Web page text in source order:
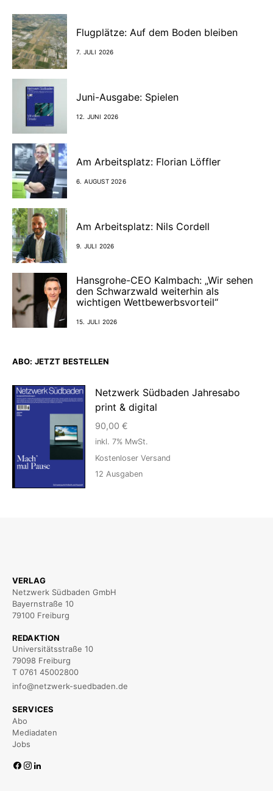
Flugplätze: Auf dem Boden bleiben
7. JULI 2026
Juni-Ausgabe: Spielen
12. JUNI 2026
Am Arbeitsplatz: Florian Löffler
6. AUGUST 2026
Am Arbeitsplatz: Nils Cordell
9. JULI 2026
Hansgrohe-CEO Kalmbach: „Wir sehen
den Schwarzwald weiterhin als
wichtigen Wettbewerbsvorteil“
15. JULI 2026
ABO: JETZT BESTELLEN
Netzwerk Südbaden Jahresabo
print & digital
90,00 €
inkl. 7% MwSt.
Kostenloser Versand
12 Ausgaben
VERLAG
Netzwerk Südbaden GmbH
Bayernstraße 10
79100 Freiburg
REDAKTION
Universitätsstraße 10
79098 Freiburg
T 0761 45002800
info@netzwerk-suedbaden.de
SERVICES
Abo
Mediadaten
Jobs